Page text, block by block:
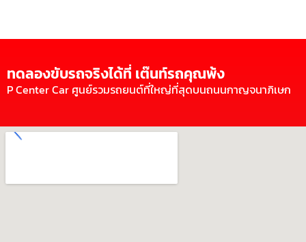
ทดลองขับรถจริงได้ที่ เต๊นท์รถคุณพ้ง
P Center Car ศูนย์รวมรถยนต์ที่ใหญ่ที่สุดบนถนนกาญจนาภิเษก